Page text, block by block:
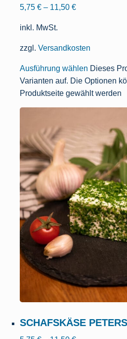
5,75 € – 11,50 €
inkl. MwSt.
zzgl. Versandkosten
Ausführung wählen Dieses
Varianten auf. Die Optionen
Produktseite gewählt werden
SCHAFSKÄSE